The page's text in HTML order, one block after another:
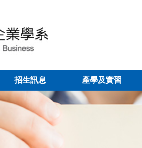
招生訊息 產學及實習